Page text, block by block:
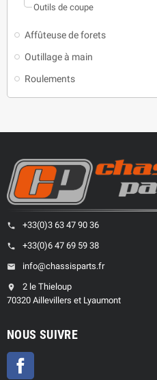
Outils de coupe
Affûteuse de forets
Outillage à main
Roulements
phone +33(0)3 63 47 90 36
phone +33(0)6 47 69 59 38
email info@chassisparts.fr
location_on
2 le Thieloup
70320 Aillevillers et Lyaumont
NOUS SUIVRE